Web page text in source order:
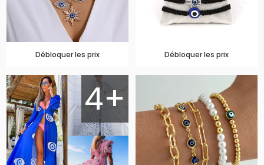
Débloquer les prix Débloquer les prix
4+